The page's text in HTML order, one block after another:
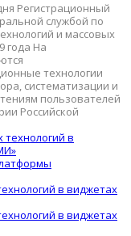
Регистрационный
службой по
и массовых
года На
технологии
систематизации и
пользователей
Российской
в
в виджетах
в виджетах